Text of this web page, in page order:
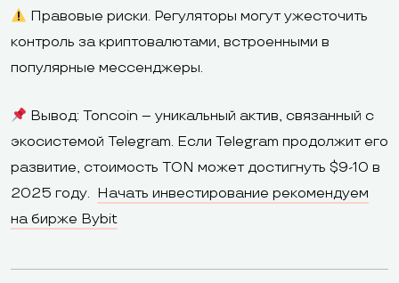
Правовые риски. Регуляторы могут ужесточить
контроль за криптовалютами, встроенными в
популярные мессенджеры.
Вывод: Toncoin – уникальный актив, связанный с
экосистемой Telegram. Если Telegram продолжит его
развитие, стоимость TON может достигнуть $9-10 в
2025 году. Начать инвестирование рекомендуем
на бирже Bybit